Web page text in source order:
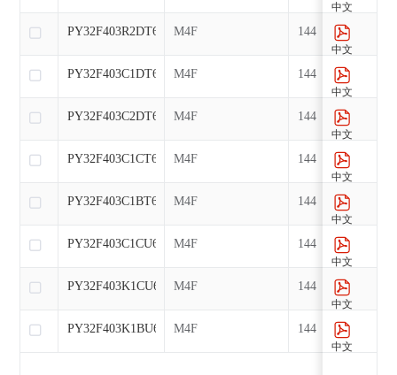
M4F 144
M4F 144
M4F 144
M4F 144
M4F 144
M4F 144
M4F 144
M4F 144
PY32F403R2DT6
PY32F403C1DT6
PY32F403C2DT6
PY32F403C1CT6
PY32F403C1BT6
PY32F403C1CU6
PY32F403K1CU6
PY32F403K1BU6
中文
中文
中文
中文
中文
中文
中文
中文
中文